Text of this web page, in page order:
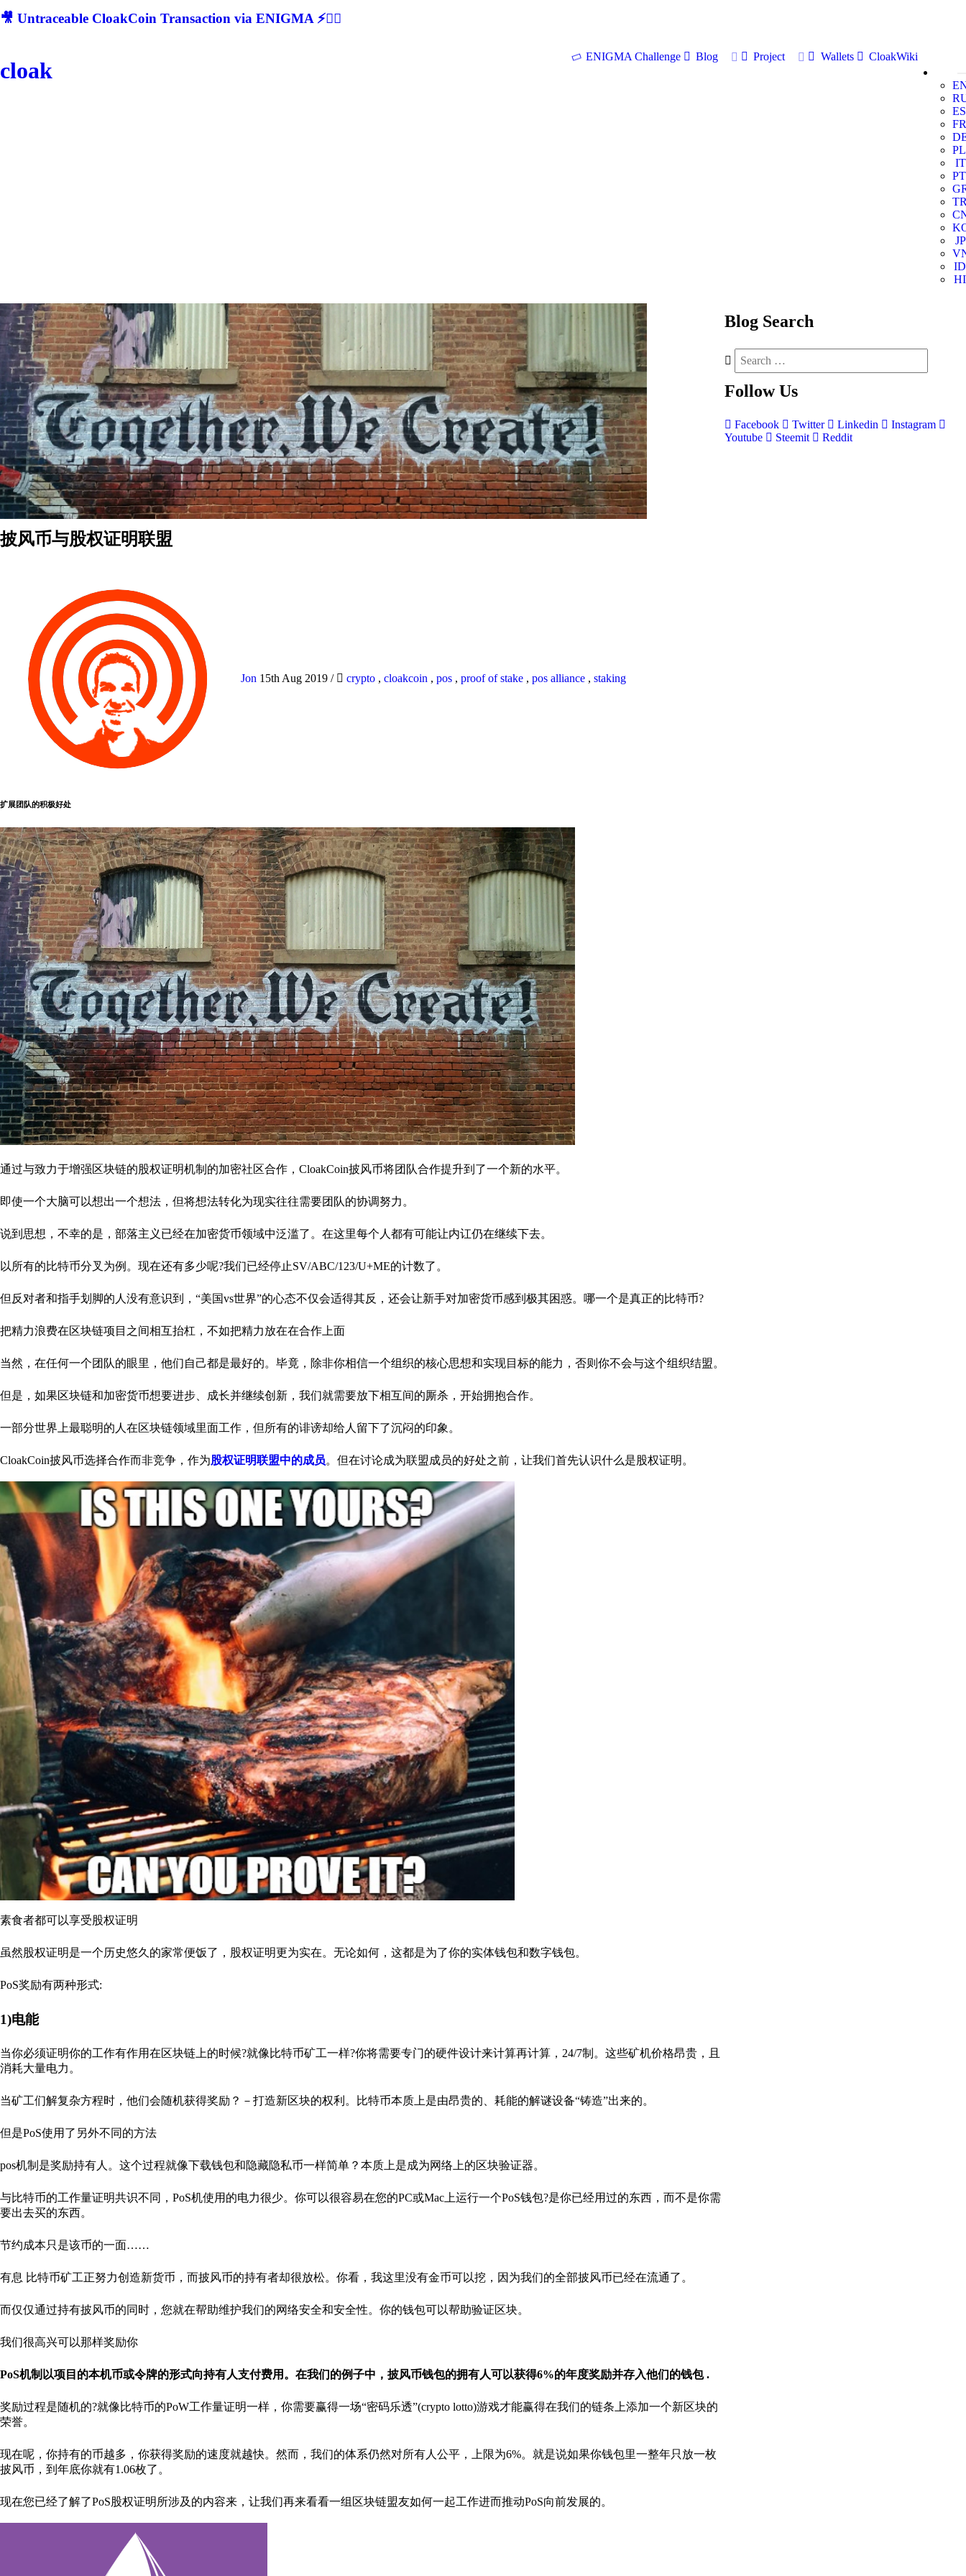
🎥 Untraceable CloakCoin Transaction via ENIGMA ⚡🕵‍♂
cloak
ENIGMA Challenge Blog Project Wallets
CloakWiki
ES
FR
PL
IT
PT
JP
ID
HI
披风币与股权证明联盟
Jon 15th Aug 2019 / crypto , cloakcoin , pos , proof of stake , pos alliance , staking
扩展团队的积极好处
通过与致力于增强区块链的股权证明机制的加密社区合作，CloakCoin披风币将团队合作提升到了一个新的水平。
即使一个大脑可以想出一个想法，但将想法转化为现实往往需要团队的协调努力。
说到思想，不幸的是，部落主义已经在加密货币领域中泛滥了。在这里每个人都有可能让内讧仍在继续下去。
以所有的比特币分叉为例。现在还有多少呢?我们已经停止SV/ABC/123/U+ME的计数了。
但反对者和指手划脚的人没有意识到，“美国vs世界”的心态不仅会适得其反，还会让新手对加密货币感到极其困惑。哪一个是真正的比特币?
把精力浪费在区块链项目之间相互抬杠，不如把精力放在在合作上面
当然，在任何一个团队的眼里，他们自己都是最好的。毕竟，除非你相信一个组织的核心思想和实现目标的能力，否则你不会与这个组织结盟。
但是，如果区块链和加密货币想要进步、成长并继续创新，我们就需要放下相互间的厮杀，开始拥抱合作。
一部分世界上最聪明的人在区块链领域里面工作，但所有的诽谤却给人留下了沉闷的印象。
CloakCoin披风币选择合作而非竞争，作为股权证明联盟中的成员。但在讨论成为联盟成员的好处之前，让我们首先认识什么是股权证明。
素食者都可以享受股权证明
虽然股权证明是一个历史悠久的家常便饭了，股权证明更为实在。无论如何，这都是为了你的实体钱包和数字钱包。
PoS奖励有两种形式:
1)电能
当你必须证明你的工作有作用在区块链上的时候?就像比特币矿工一样?你将需要专门的硬件设计来计算再计算，24/7制。这些矿机价格昂贵，且
消耗大量电力。
当矿工们解复杂方程时，他们会随机获得奖励？－打造新区块的权利。比特币本质上是由昂贵的、耗能的解谜设备“铸造”出来的。
但是PoS使用了另外不同的方法
pos机制是奖励持有人。这个过程就像下载钱包和隐藏隐私币一样简单？本质上是成为网络上的区块验证器。
与比特币的工作量证明共识不同，PoS机使用的电力很少。你可以很容易在您的PC或Mac上运行一个PoS钱包?是你已经用过的东西，而不是你需
要出去买的东西。
节约成本只是该币的一面……
有息 比特币矿工正努力创造新货币，而披风币的持有者却很放松。你看，我这里没有金币可以挖，因为我们的全部披风币已经在流通了。
而仅仅通过持有披风币的同时，您就在帮助维护我们的网络安全和安全性。你的钱包可以帮助验证区块。
我们很高兴可以那样奖励你
PoS机制以项目的本机币或令牌的形式向持有人支付费用。在我们的例子中，披风币钱包的拥有人可以获得6%的年度奖励并存入他们的钱包 .
奖励过程是随机的?就像比特币的PoW工作量证明一样，你需要赢得一场“密码乐透”(crypto lotto)游戏才能赢得在我们的链条上添加一个新区块的
荣誉。
现在呢，你持有的币越多，你获得奖励的速度就越快。然而，我们的体系仍然对所有人公平，上限为6%。就是说如果你钱包里一整年只放一枚
披风币，到年底你就有1.06枚了。
现在您已经了解了PoS股权证明所涉及的内容来，让我们再来看看一组区块链盟友如何一起工作进而推动PoS向前发展的。
Blog Search
Follow Us
Facebook Twitter Linkedin
Instagram
Youtube
Steemit Reddit